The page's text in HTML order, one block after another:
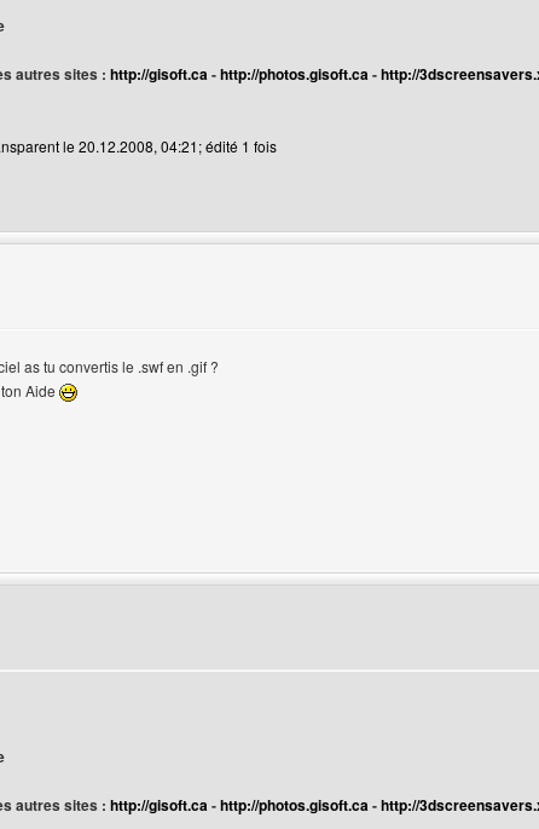
autres sites : http://gisoft.ca-http://photos.gisoft.ca-http://
le 20.12.2008, 04:21; édité 1 fois
gif-transparent
as tu convertis le .swf en .gif ?
Aide
webdesigncreator
autres sites : http://gisoft.ca-http://photos.gisoft.ca-http://